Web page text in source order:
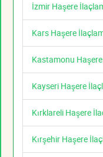
İzmir Haşere
Kars Haşere
Kastamonu
Kayseri Haşere
Kırklareli Haşere
Kırşehir Haşere